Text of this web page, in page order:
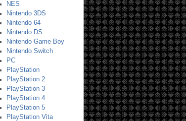
NES
Nintendo 3DS
Nintendo 64
Nintendo DS
Nintendo Game Boy
Nintendo Switch
PC
PlayStation
PlayStation 2
PlayStation 3
PlayStation 4
PlayStation 5
PlayStation Vita